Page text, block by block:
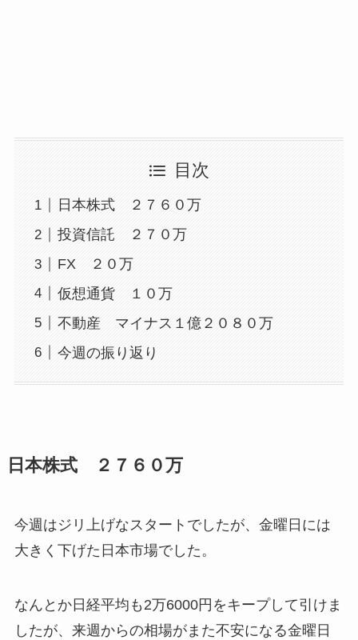
目次
日本株式 ２７６０万
投資信託 ２７０万
FX ２０万
仮想通貨 １０万
不動産 マイナス１億２０８０万
今週の振り返り
日本株式 ２７６０万
今週はジリ上げなスタートでしたが、金曜日には
大きく下げた日本市場でした。
なんとか日経平均も2万6000円をキープして引けま
したが、来週からの相場がまた不安になる金曜日